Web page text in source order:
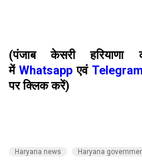
(पंजाब केसरी
में Whatsappएवं Telegram
पर क्लिक करें)
Haryana news
Haryana